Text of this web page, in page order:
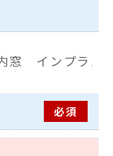
必須